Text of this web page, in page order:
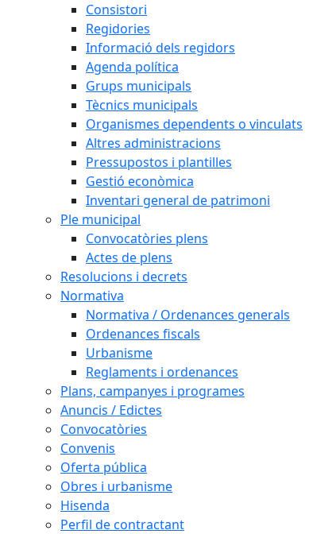
Consistori
Regidories
Informació dels regidors
Agenda política
Grups municipals
Tècnics municipals
Organismes dependents o vinculats
Altres administracions
Pressupostos i plantilles
Gestió econòmica
Inventari general de patrimoni
Ple municipal
Convocatòries plens
Actes de plens
Resolucions i decrets
Normativa
Normativa / Ordenances generals
Ordenances fiscals
Urbanisme
Reglaments i ordenances
Plans, campanyes i programes
Anuncis / Edictes
Convocatòries
Convenis
Oferta pública
Obres i urbanisme
Hisenda
Perfil de contractant